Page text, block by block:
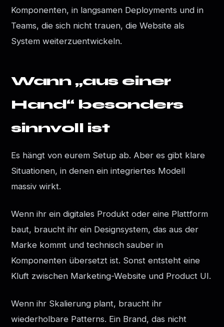
Komponenten, in langsamen Deployments und in
Teams, die sich nicht trauen, die Website als
System weiterzuentwickeln.
Wann „aus einer
Hand“ besonders
sinnvoll ist
Es hängt von eurem Setup ab. Aber es gibt klare
Situationen, in denen ein integriertes Modell
massiv wirkt.
Wenn ihr ein digitales Produkt oder eine Plattform
baut, braucht ihr ein Designsystem, das aus der
Marke kommt und technisch sauber in
Komponenten übersetzt ist. Sonst entsteht eine
Kluft zwischen Marketing-Website und Product UI.
Wenn ihr Skalierung plant, braucht ihr
wiederholbare Patterns. Ein Brand, das nicht